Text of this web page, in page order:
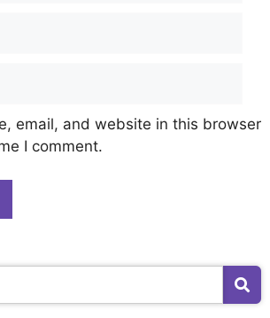
email, and website in this browser
I comment.